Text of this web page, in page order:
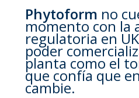
Phytoform no
momento con la
regulatoria en
poder
planta como el
que confía que
cambie.